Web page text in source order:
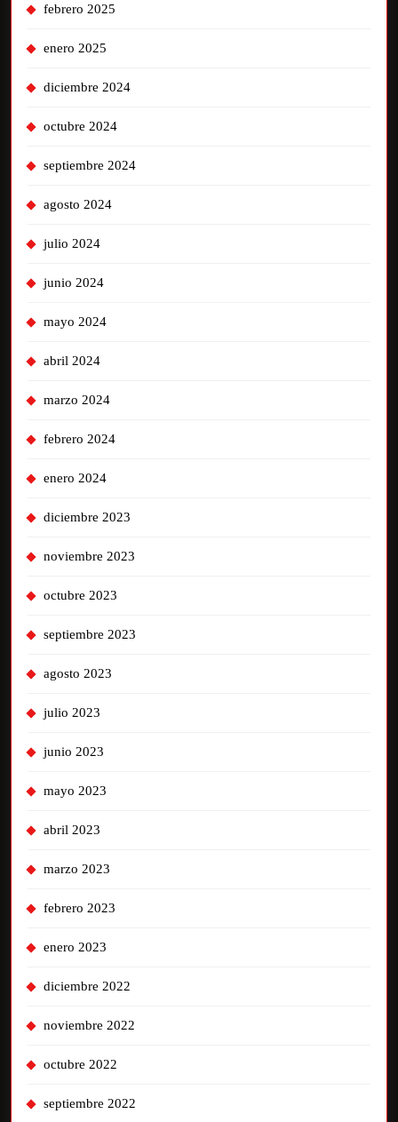
febrero 2025
enero 2025
diciembre 2024
octubre 2024
septiembre 2024
agosto 2024
julio 2024
junio 2024
mayo 2024
abril 2024
marzo 2024
febrero 2024
enero 2024
diciembre 2023
noviembre 2023
octubre 2023
septiembre 2023
agosto 2023
julio 2023
junio 2023
mayo 2023
abril 2023
marzo 2023
febrero 2023
enero 2023
diciembre 2022
noviembre 2022
octubre 2022
septiembre 2022